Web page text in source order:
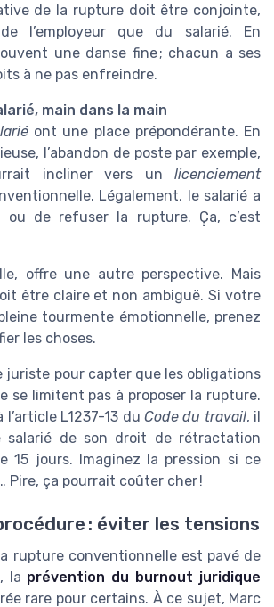
de la rupture doit être conjointe,
l’employeur que du salarié. En
une danse fine ; chacun a ses
à ne pas enfreindre.
main dans la main
ont une place prépondérante. En
l’abandon de poste par exemple,
incliner vers un licenciement
Légalement, le salarié a
ou de refuser la rupture. Ça, c’est
offre une autre perspective. Mais
être claire et non ambiguë. Si votre
tourmente émotionnelle, prenez
les choses.
juriste pour capter que les obligations
se limitent pas à proposer la rupture.
L1237-13 du Code du travail, il
salarié de son droit de rétractation
15 jours. Imaginez la pression si ce
Pire, ça pourrait coûter cher !
: éviter les tensions
rupture conventionnelle est pavé de
la prévention du burnout juridique
rare pour certains. À ce sujet, Marc